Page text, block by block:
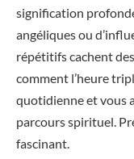
signification
angéliques ou
répétitifs cachent
comment l’heure
quotidienne et vous
parcours spirituel.
fascinant.